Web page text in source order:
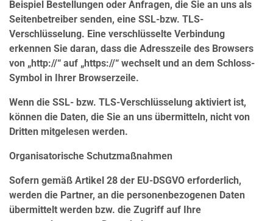
Beispiel Bestellungen oder Anfragen, die Sie an uns als
Seitenbetreiber senden, eine SSL-bzw. TLS-
Verschlüsselung. Eine verschlüsselte Verbindung
erkennen Sie daran, dass die Adresszeile des Browsers
von „http://“ auf „https://“ wechselt und an dem Schloss-
Symbol in Ihrer Browserzeile.
Wenn die SSL- bzw. TLS-Verschlüsselung aktiviert ist,
können die Daten, die Sie an uns übermitteln, nicht von
Dritten mitgelesen werden.
Organisatorische Schutzmaßnahmen
Sofern gemäß Artikel 28 der EU-DSGVO erforderlich,
werden die Partner, an die personenbezogenen Daten
übermittelt werden bzw. die Zugriff auf Ihre